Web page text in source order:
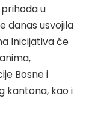
u
danas usvojila
Inicijativa će
Bosne i
kantona, kao i